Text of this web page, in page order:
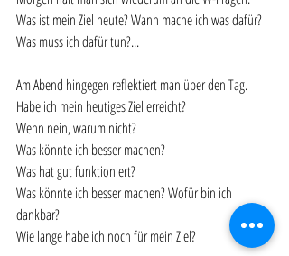
Was ist mein Ziel heute? Wann mache ich was dafür?
Was muss ich dafür tun?...
Am Abend hingegen reflektiert man über den Tag.
Habe ich mein heutiges Ziel erreicht?
Wenn nein, warum nicht?
Was könnte ich besser machen?
Was hat gut funktioniert?
Was könnte ich besser machen? Wofür bin ich
dankbar?
Wie lange habe ich noch für mein Ziel?